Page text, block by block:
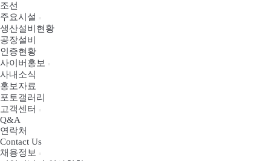
조선
주요시설
생산설비현황
공장설비
인증현황
사이버홍보
사내소식
홍보자료
포토갤러리
고객센터
Q&A
연락처
Contact Us
채용정보